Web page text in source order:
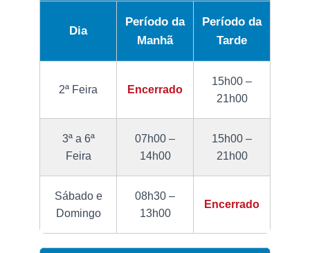
Dia
Período da
Manhã
Período da
Tarde
2ª Feira Encerrado
15h00 –
21h00
3ª a 6ª
Feira
07h00 –
14h00
15h00 –
21h00
Sábado e
Domingo
08h30 –
13h00
Encerrado